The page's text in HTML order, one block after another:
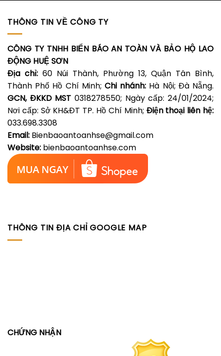
THÔNG TIN VỀ CÔNG TY
CÔNG TY TNHH BIỂN BÁO AN TOÀN VÀ BẢO HỘ LAO
ĐỘNG HUỆ SƠN
Địa chỉ: 60 Núi Thành, Phường 13, Quận Tân Bình,
Thành Phố Hồ Chí Minh; Chi nhánh: Hà Nội; Đà Nẵng.
GCN, ĐKKD MST 0318278550; Ngày cấp: 24/01/2024;
Nơi cấp: Sở KH&ĐT TP. Hồ Chí Minh; Điện thoại liên hệ:
033.698.3308
Email: Bienbaoantoanhse@gmail.com
Website: bienbaoantoanhse.com
THÔNG TIN ĐỊA CHỈ GOOGLE MAP
CHỨNG NHẬN